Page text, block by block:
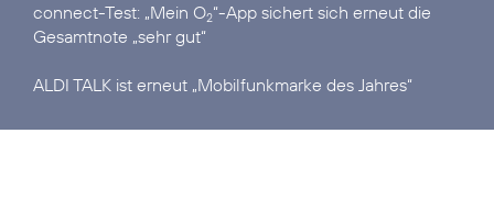
connect-Test: „Mein O2“-App sichert sich erneut die
Gesamtnote „sehr gut“
ALDI TALK ist erneut „Mobilfunkmarke des Jahres“